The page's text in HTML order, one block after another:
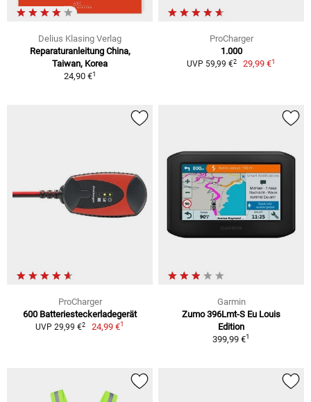
Delius Klasing Verlag
Reparaturanleitung China,
Taiwan, Korea
24,90 €1
ProCharger
1.000
UVP 59,99 €2 29,99 €1
ProCharger
600 Batteriesteckerladegerät
UVP 29,99 €2 24,99 €1
Garmin
Zumo 396Lmt-S Eu Louis
Edition
399,99 €1